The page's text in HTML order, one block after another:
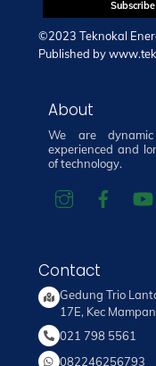
©2023 Teknokal
Published by
About
We are
experienced and
of technology.
Contact
Gedung Trio
17E, Kec
021 798 5561
082246256793